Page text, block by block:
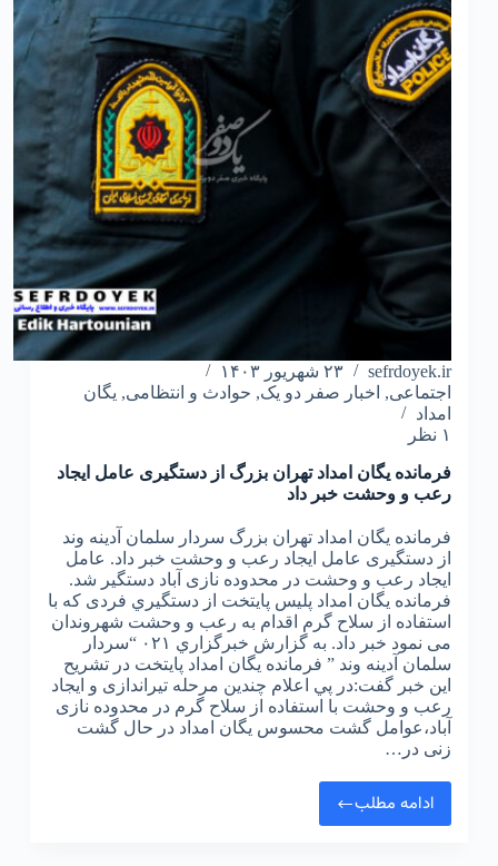
sefrdoyek.ir
۲۳ شهریور ۱۴۰۳
اجتماعی, اخبار صفر دو یک, حوادث و انتظامی, یگان
امداد
۱ نظر
فرمانده یگان امداد تهران بزرگ از دستگیری عامل ایجاد
رعب و وحشت خبر داد
فرمانده یگان امداد تهران بزرگ سردار سلمان آدینه وند
از دستگیری عامل ایجاد رعب و وحشت خبر داد. عامل
ایجاد رعب و وحشت در محدوده نازی آباد دستگیر شد.
فرمانده یگان امداد پلیس پایتخت از دستگيري فردی که با
استفاده از سلاح گرم اقدام به رعب و وحشت شهروندان
می نمود خبر داد. به گزارش خبرگزاري ۰۲۱ “سردار
سلمان آدینه وند ” فرمانده یگان امداد پایتخت در تشريح
اين خبر گفت:در پي اعلام چندین مرحله تیراندازی و ایجاد
رعب و وحشت با استفاده از سلاح گرم در محدوده نازی
آباد،عوامل گشت محسوس یگان امداد در حال گشت
زنی در…
ادامه مطلب